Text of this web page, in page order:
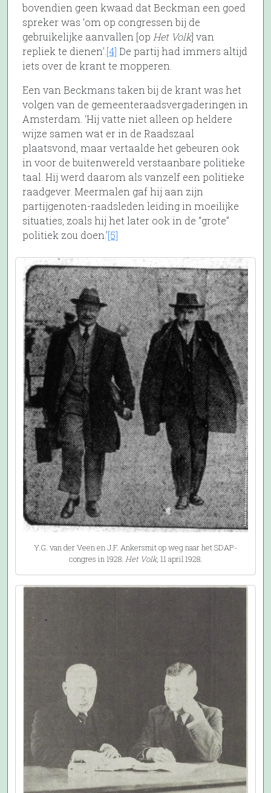
bovendien geen kwaad dat Beckman een goed
spreker was ‘om op congressen bij de
gebruikelijke aanvallen [op Het Volk] van
repliek te dienen’. [4] De partij had immers altijd
iets over de krant te mopperen.
Een van Beckmans taken bij de krant was het
volgen van de gemeenteraadsvergaderingen in
Amsterdam. ‘Hij vatte niet alleen op heldere
wijze samen wat er in de Raadszaal
plaatsvond, maar vertaalde het gebeuren ook
in voor de buitenwereld verstaanbare politieke
taal. Hij werd daarom als vanzelf een politieke
raadgever. Meermalen gaf hij aan zijn
partijgenoten-raadsleden leiding in moeilijke
situaties, zoals hij het later ook in de “grote”
politiek zou doen.’[5]
Y.G. van der Veen en J.F. Ankersmit op weg naar het SDAP-
congres in 1928. Het Volk, 11 april 1928.